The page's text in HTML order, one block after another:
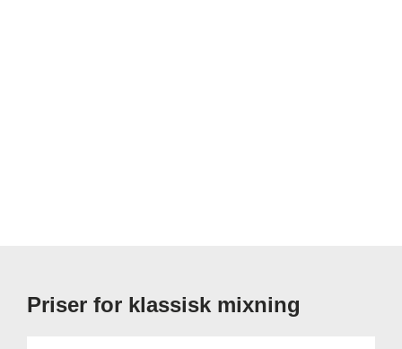
Priser for klassisk mixning